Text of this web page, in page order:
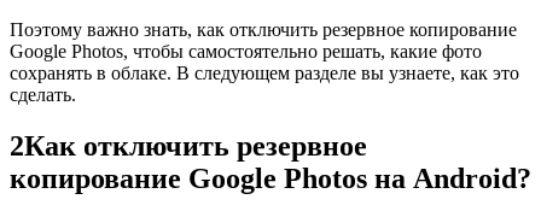
Поэтому важно знать, как отключить резервное копирование
Google Photos, чтобы самостоятельно решать, какие фото
сохранять в облаке. В следующем разделе вы узнаете, как это
сделать.
2Как отключить резервное
копирование Google Photos на Android?